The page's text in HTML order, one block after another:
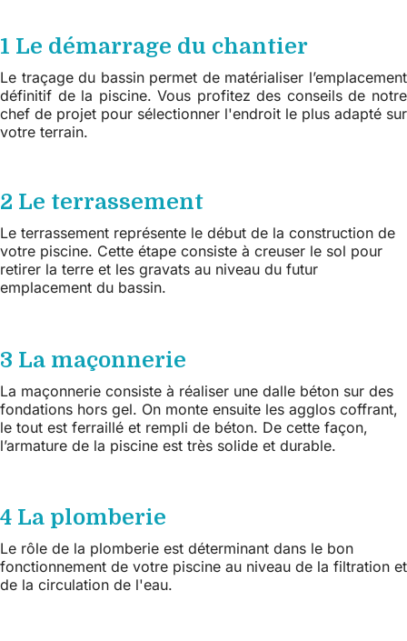
1 Le démarrage du chantier
Le traçage du bassin permet de matérialiser l’emplacement
définitif de la piscine. Vous profitez des conseils de notre
chef de projet pour sélectionner l'endroit le plus adapté sur
votre terrain.
2 Le terrassement
Le terrassement représente le début de la construction de
votre piscine. Cette étape consiste à creuser le sol pour
retirer la terre et les gravats au niveau du futur
emplacement du bassin.
3 La maçonnerie
La maçonnerie consiste à réaliser une dalle béton sur des
fondations hors gel. On monte ensuite les agglos coffrant,
le tout est ferraillé et rempli de béton. De cette façon,
l’armature de la piscine est très solide et durable.
4 La plomberie
Le rôle de la plomberie est déterminant dans le bon
fonctionnement de votre piscine au niveau de la filtration et
de la circulation de l'eau.